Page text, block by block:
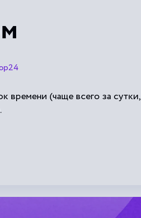
времени (чаще всего за сутки,